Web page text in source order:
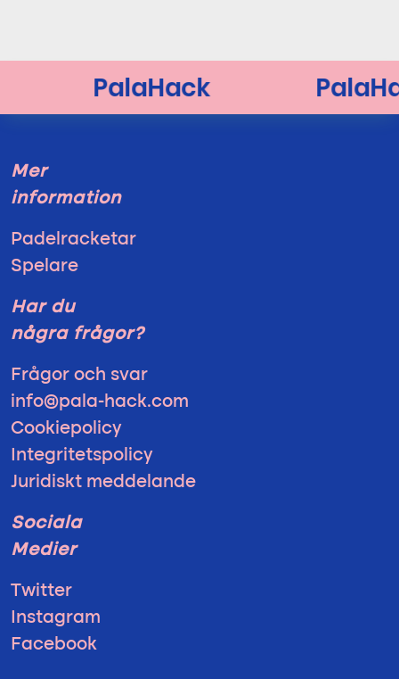
Mer
information
Padelracketar
Spelare
Har du
några frågor?
Frågor och svar
info@pala-hack.com
Cookiepolicy
Integritetspolicy
Juridiskt meddelande
Sociala
Medier
Twitter
Instagram
Facebook